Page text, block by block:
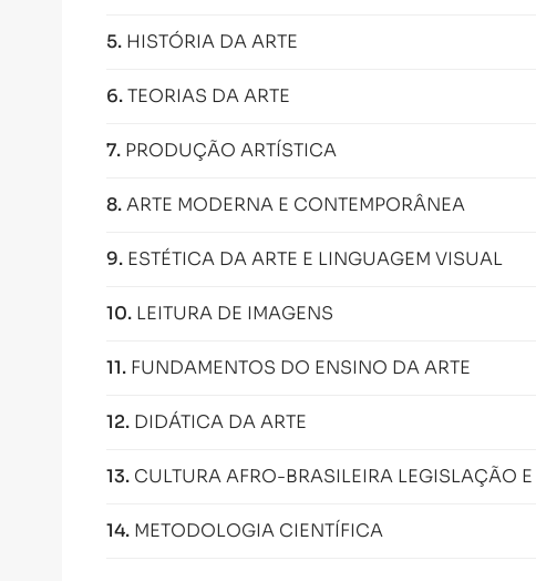
5. HISTÓRIA DA ARTE
6.TEORIAS DA ARTE
7. PRODUÇÃO ARTÍSTICA
8.ARTE MODERNA E CONTEMPORÂNEA
9. ESTÉTICA DA ARTE E LINGUAGEM VISUAL
10. LEITURA DE IMAGENS
11. FUNDAMENTOS DO ENSINO DA ARTE
12. DIDÁTICA DA ARTE
13. CULTURA AFRO-BRASILEIRA LEGISLAÇÃO
14. METODOLOGIA CIENTÍFICA